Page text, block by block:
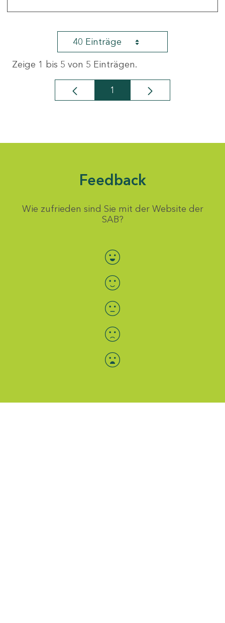
40 Einträge
Zeige 1 bis 5 von 5 Einträgen.
Seite
1
Feedback
Wie zufrieden sind Sie mit der Website der
SAB?
Bewertung auswählen